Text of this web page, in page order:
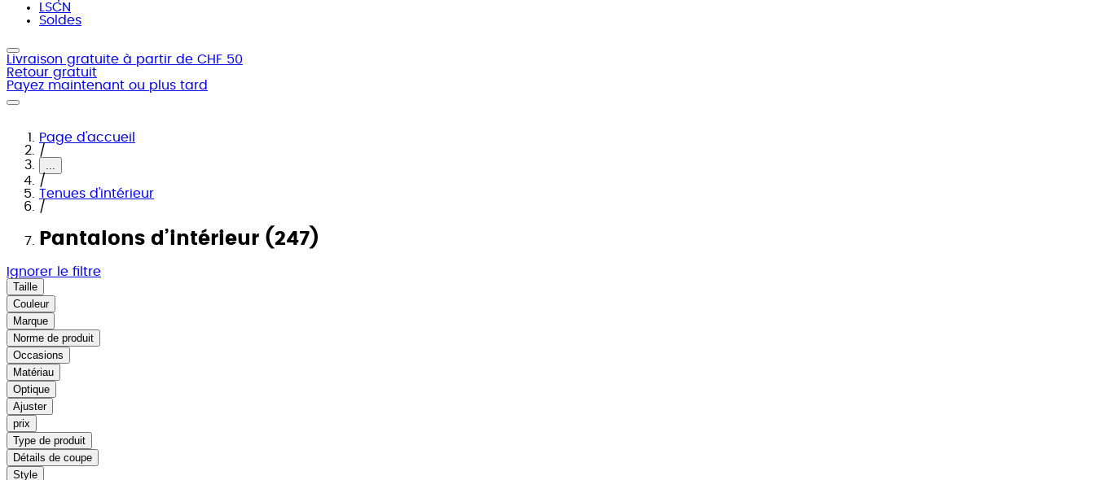
LSCN
Soldes
Livraison gratuite à partir de CHF 50
Retour gratuit
Payez maintenant ou plus tard
Page d'accueil
/
...
/
Tenues d'intérieur
/
Pantalons d’intérieur (247)
Ignorer le filtre
Taille
Couleur
Marque
Norme de produit
Occasions
Matériau
Optique
Ajuster
prix
Type de produit
Détails de coupe
Style